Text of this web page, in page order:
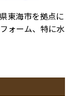
東海市を拠点に
ォーム、特に水